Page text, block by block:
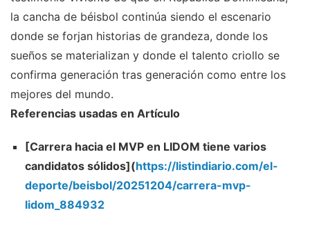
la cancha de béisbol continúa siendo el escenario
donde se forjan historias de grandeza, donde los
sueños se materializan y donde el talento criollo se
confirma generación tras generación como entre los
mejores del mundo.
Referencias usadas en Artículo
[Carrera hacia el MVP en LIDOM tiene varios
candidatos sólidos](https://listindiario.com/el-
deporte/beisbol/20251204/carrera-mvp-
lidom_884932